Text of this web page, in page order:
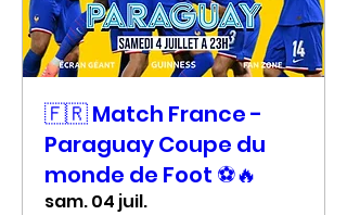
🇫🇷 Match France -
Paraguay Coupe du
monde de Foot ⚽🔥
sam. 04 juil.